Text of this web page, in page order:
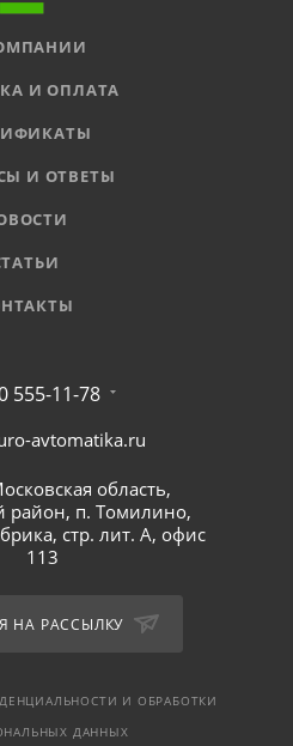
И ОПЛАТА
И ОТВЕТЫ
555-11-78
avtomatika.ru
область,
район, п. Томилино,
стр. лит. А, офис
113
НА РАССЫЛКУ
И ОБРАБОТКИ
ДАННЫХ